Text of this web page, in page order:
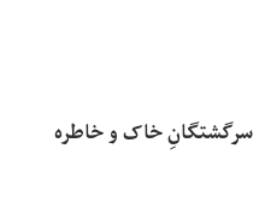
سرگشتگانِ خاک و خاطره